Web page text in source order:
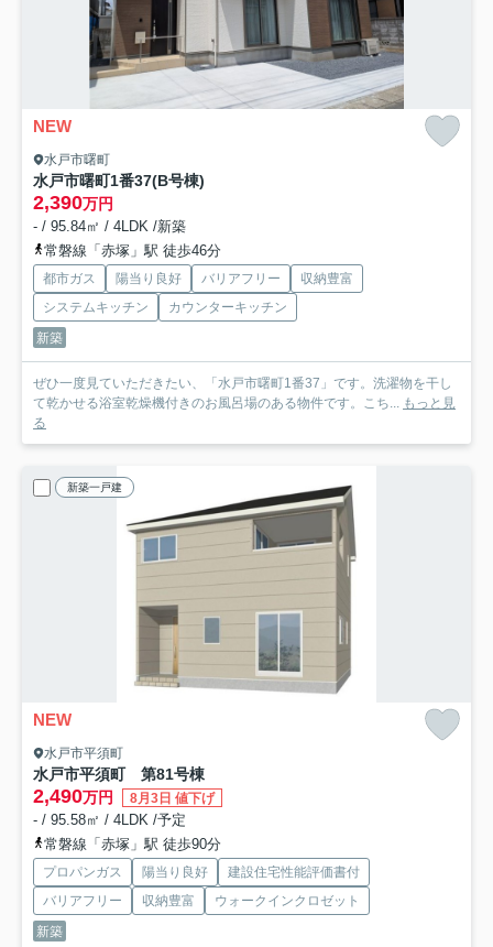
NEW
水戸市曙町
水戸市曙町1番37(B号棟)
2,390万円
- / 95.84㎡ / 4LDK /新築
常磐線「赤塚」駅 徒歩46分
都市ガス 陽当り良好 バリアフリー
収納豊富
システムキッチン
カウンターキッチン
新築
ぜひ一度見ていただきたい、「水戸市曙町1番37」です。洗濯物を干し
て乾かせる浴室乾燥機付きのお風呂場のある物件です。こち... もっと見
る
新築一戸建
NEW
水戸市平須町
水戸市平須町 第81号棟
2,490万円 8月3日 値下げ
- / 95.58㎡ / 4LDK /予定
常磐線「赤塚」駅 徒歩90分
プロパンガス 陽当り良好
建設住宅性能評価書付
バリアフリー
収納豊富
ウォークインクロゼット
新築